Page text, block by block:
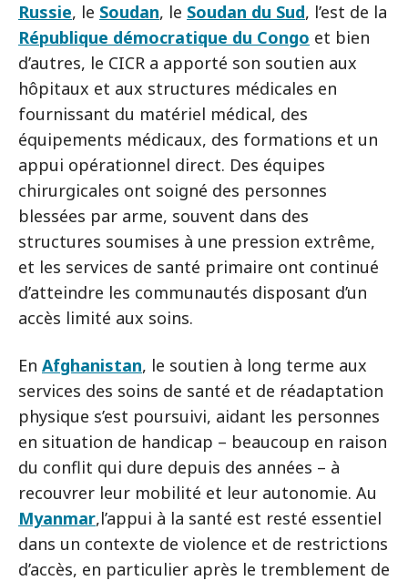
Russie, le Soudan, le Soudan du Sud, l’est de la
République démocratique du Congo et bien
d’autres, le CICR a apporté son soutien aux
hôpitaux et aux structures médicales en
fournissant du matériel médical, des
équipements médicaux, des formations et un
appui opérationnel direct. Des équipes
chirurgicales ont soigné des personnes
blessées par arme, souvent dans des
structures soumises à une pression extrême,
et les services de santé primaire ont continué
d’atteindre les communautés disposant d’un
accès limité aux soins.
En Afghanistan, le soutien à long terme aux
services des soins de santé et de réadaptation
physique s’est poursuivi, aidant les personnes
en situation de handicap – beaucoup en raison
du conflit qui dure depuis des années – à
recouvrer leur mobilité et leur autonomie. Au
Myanmar,l’appui à la santé est resté essentiel
dans un contexte de violence et de restrictions
d’accès, en particulier après le tremblement de